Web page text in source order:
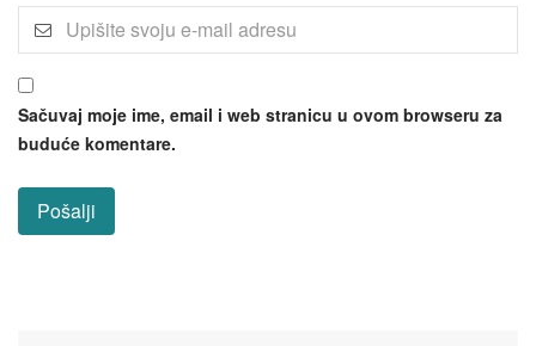
Sačuvaj moje ime, email i web stranicu u ovom browseru za
buduće komentare.